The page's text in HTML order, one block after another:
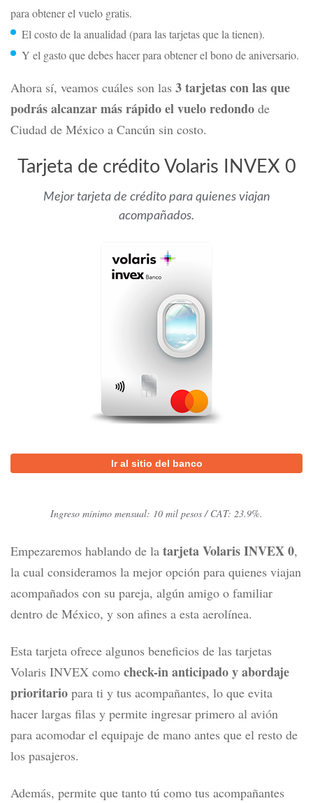
para obtener el vuelo gratis.
El costo de la anualidad (para las tarjetas que la tienen).
Y el gasto que debes hacer para obtener el bono de aniversario.
Ahora sí, veamos cuáles son las 3 tarjetas con las que
podrás alcanzar más rápido el vuelo redondo de
Ciudad de México a Cancún sin costo.
Tarjeta de crédito Volaris INVEX 0
Mejor tarjeta de crédito para quienes viajan
acompañados.
Ir al sitio del banco
Ingreso mínimo mensual: 10 mil pesos / CAT: 23.9%.
Empezaremos hablando de la tarjeta Volaris INVEX 0,
la cual consideramos la mejor opción para quienes viajan
acompañados con su pareja, algún amigo o familiar
dentro de México, y son afines a esta aerolínea.
Esta tarjeta ofrece algunos beneficios de las tarjetas
Volaris INVEX como check-in anticipado y abordaje
prioritario para ti y tus acompañantes, lo que evita
hacer largas filas y permite ingresar primero al avión
para acomodar el equipaje de mano antes que el resto de
los pasajeros.
Además, permite que tanto tú como tus acompañantes